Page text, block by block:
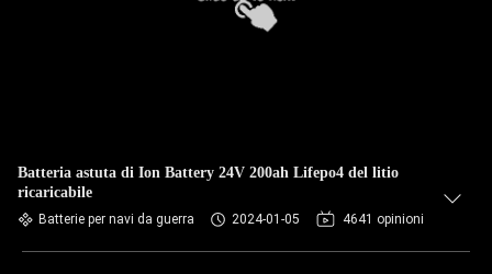
Batteria astuta di Ion Battery 24V 200ah Lifepo4 del litio
ricaricabile
Batterie per navi da guerra 2024-01-05 4641 opinioni